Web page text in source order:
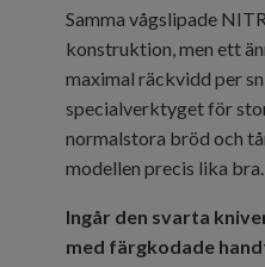
Samma vågslipade
konstruktion, men ett
maximal räckvidd per
specialverktyget för
normalstora bröd och
modellen precis lika bra.
Ingår den svarta
med färgkodade